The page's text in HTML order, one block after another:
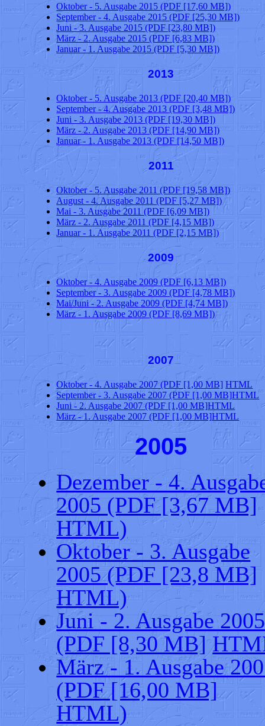
Oktober - 5. Ausgabe 2015 (PDF [17,60 MB])
September - 4. Ausgabe 2015 (PDF [25,30 MB])
Juni - 3. Ausgabe 2015 (PDF [23,80 MB])
März - 2. Ausgabe 2015 (PDF [6,83 MB])
Januar - 1. Ausgabe 2015 (PDF [5,30 MB])
2013
Oktober - 5. Ausgabe 2013 (PDF [20,40 MB])
September - 4. Ausgabe 2013 (PDF [3,48 MB])
Juni - 3. Ausgabe 2013 (PDF [19,30 MB])
März - 2. Ausgabe 2013 (PDF [14,90 MB])
Januar - 1. Ausgabe 2013 (PDF [14,50 MB])
2011
Oktober - 5. Ausgabe 2011 (PDF [19,58 MB])
August - 4. Ausgabe 2011 (PDF [5,27 MB])
Mai - 3. Ausgabe 2011 (PDF [6,09 MB])
März - 2. Ausgabe 2011 (PDF [4,15 MB])
Januar - 1. Ausgabe 2011 (PDF [2,15 MB])
2009
Oktober - 4. Ausgabe 2009 (PDF [6,13 MB])
September - 3. Ausgabe 2009 (PDF [4,78 MB])
Mai/Juni - 2. Ausgabe 2009 (PDF [4,74 MB])
März - 1. Ausgabe 2009 (PDF [8,69 MB])
2007
Oktober - 4. Ausgabe 2007 (PDF [1,00 MB] HTML
September - 3. Ausgabe 2007 (PDF [1,00 MB]HTML
Juni - 2. Ausgabe 2007 (PDF [1,00 MB]HTML
März - 1. Ausgabe 2007 (PDF [1,00 MB]HTML
2005
Dezember - 4.
2005 (PDF [3,67 MB]
HTML)
Oktober - 3. Ausgabe
2005 (PDF [23,8 MB]
HTML)
Juni - 2. Ausgabe 2005
(PDF [8,30 MB]
März - 1. Ausgabe
(PDF [16,00 MB]
HTML)